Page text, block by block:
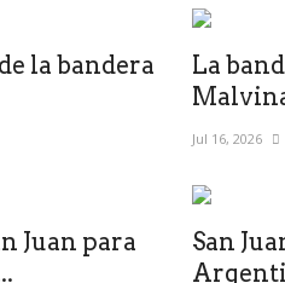
la bandera
La
Jul 16, 2026
Juan para
San